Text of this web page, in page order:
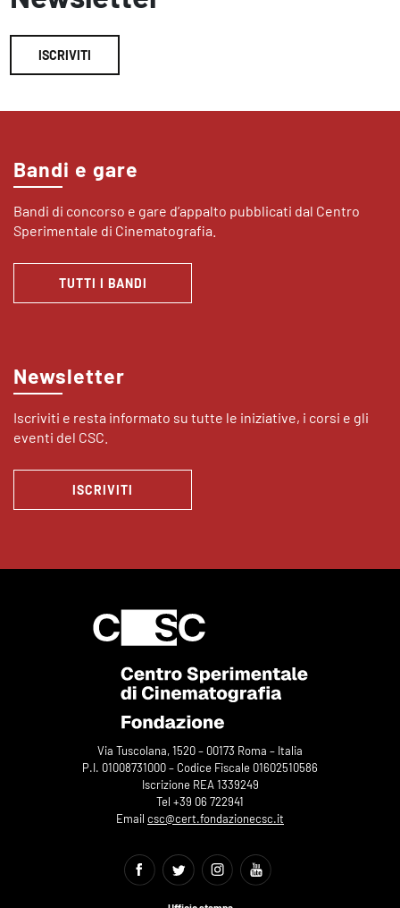
ISCRIVITI
Bandi e gare
Bandi di concorso e gare d’appalto pubblicati dal Centro
Sperimentale di Cinematografia.
TUTTI I BANDI
Newsletter
Iscriviti e resta informato su tutte le iniziative, i corsi e gli
eventi del CSC.
ISCRIVITI
Via Tuscolana, 1520 – 00173 Roma – Italia
P.I. 01008731000 – Codice Fiscale 01602510586
Iscrizione REA 1339249
Tel +39 06 722941
Email csc@cert.fondazionecsc.it